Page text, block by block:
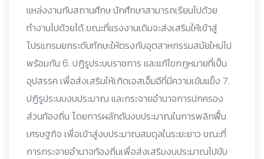
แหล่งงานกับสถานศึกษ นักศึกษาสามารถเรียนไปด้วย
ทำงานไปด้วยได้ ขณะที่แรงงานเดิมจะส่งเสริมให้เข้าสู่
โปรแกรมยกระดับทักษะให้ตรงกับอุตสาหกรรมสมัยใหม่ไป
พร้อมกัน 6. ปฎิรูประบบราชการ และแก้ไขกฎหมายที่เป็น
อุปสรรค เพื่อส่งเสริมให้เกิดเอสเอ็มอีที่มีความเข้มแข็ง 7.
ปฏิรูประบบงบประมาณ และกระจายอำนาจการปกครอง
ส่วนท้องถิ่น โดยการผลักดันงบประมาณในการพลิกฟื้น
เศรษฐกิจ เพื่อเข้าสู่งบประมาณสมดุลในระยะยาว ขณะที่
การกระจายอำนาจท้องถิ่นเพื่อส่งเสริมงบประมาณไปขับ